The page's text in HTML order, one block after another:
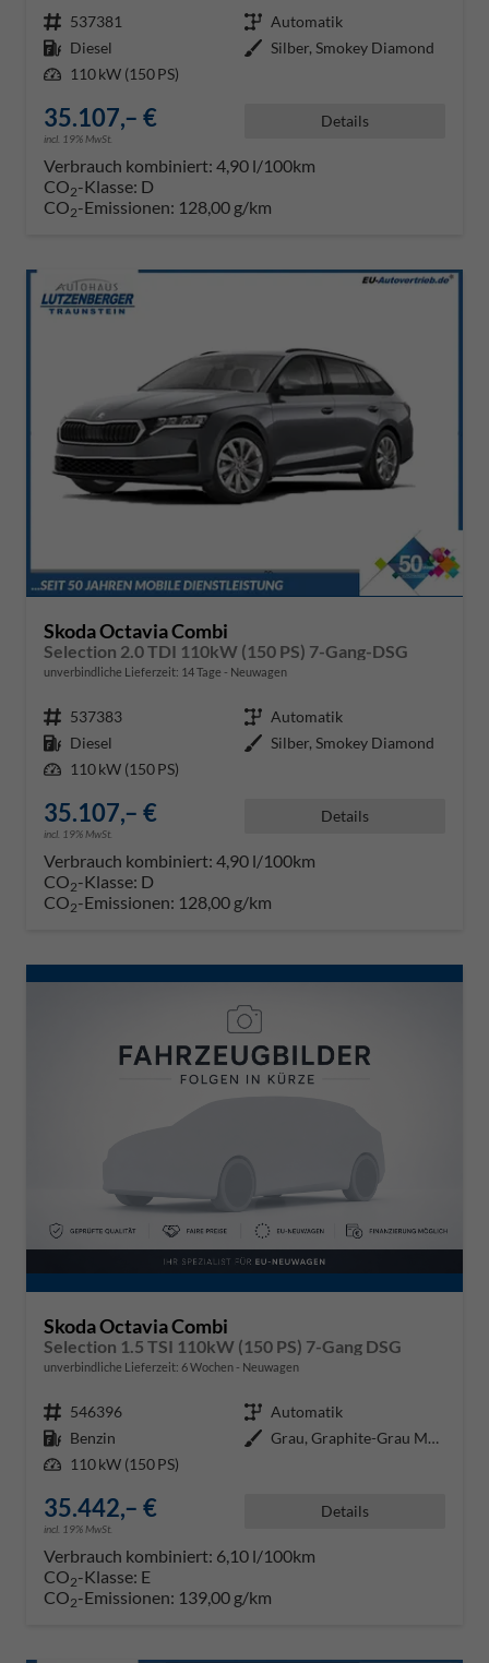
Fahrzeugnr. 537381 Getriebe Automatik
Kraftstoff Diesel Außenfarbe Silber, Smokey Diamond
Leistung 110 kW (150 PS)
35.107,– €
incl. 19% MwSt.
Details
Verbrauch kombiniert: 4,90 l/100km
CO2-Klasse: D
CO2-Emissionen: 128,00 g/km
Skoda Octavia Combi
Selection 2.0 TDI 110kW (150 PS) 7-Gang-DSG
unverbindliche Lieferzeit: 14 Tage Neuwagen
Fahrzeugnr. 537383 Getriebe Automatik
Kraftstoff Diesel Außenfarbe Silber, Smokey Diamond
Leistung 110 kW (150 PS)
35.107,– €
incl. 19% MwSt.
Details
Verbrauch kombiniert: 4,90 l/100km
CO2-Klasse: D
CO2-Emissionen: 128,00 g/km
Skoda Octavia Combi
Selection 1.5 TSI 110kW (150 PS) 7-Gang DSG
unverbindliche Lieferzeit: 6 Wochen Neuwagen
Fahrzeugnr. 546396 Getriebe Automatik
Kraftstoff Benzin Außenfarbe
Grau, Graphite-Grau Metallic (5X
Leistung 110 kW (150 PS)
35.442,– €
incl. 19% MwSt.
Details
Verbrauch kombiniert: 6,10 l/100km
CO2-Klasse: E
CO2-Emissionen: 139,00 g/km